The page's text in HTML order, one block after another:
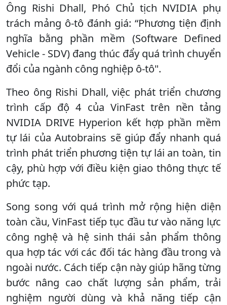
Ông Rishi Dhall, Phó Chủ tịch NVIDIA phụ
trách mảng ô-tô đánh giá: “Phương tiện định
nghĩa bằng phần mềm (Software Defined
Vehicle - SDV) đang thúc đẩy quá trình chuyển
đổi của ngành công nghiệp ô-tô".
Theo ông Rishi Dhall, việc phát triển chương
trình cấp độ 4 của VinFast trên nền tảng
NVIDIA DRIVE Hyperion kết hợp phần mềm
tự lái của Autobrains sẽ giúp đẩy nhanh quá
trình phát triển phương tiện tự lái an toàn, tin
cậy, phù hợp với điều kiện giao thông thực tế
phức tạp.
Song song với quá trình mở rộng hiện diện
toàn cầu, VinFast tiếp tục đầu tư vào năng lực
công nghệ và hệ sinh thái sản phẩm thông
qua hợp tác với các đối tác hàng đầu trong và
ngoài nước. Cách tiếp cận này giúp hãng từng
bước nâng cao chất lượng sản phẩm, trải
nghiệm người dùng và khả năng tiếp cận